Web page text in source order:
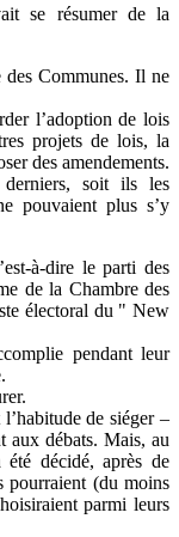
se résumer de la
Communes. Il ne
l’adoption de lois
projets de lois, la
des amendements.
derniers, soit ils les
pouvaient plus s’y
à-dire le parti des
de la Chambre des
électoral du " New
pendant leur
de siéger –
aux débats. Mais, au
décidé, après de
pourraient (du moins
parmi leurs